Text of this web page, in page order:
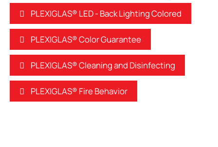
PLEXIGLAS® LED - Back Lighting Colored
PLEXIGLAS® Color Guarantee
PLEXIGLAS® Cleaning and Disinfecting
PLEXIGLAS® Fire Behavior